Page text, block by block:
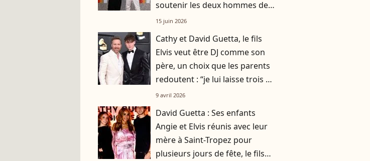
soutenir les deux hommes de
sa vie
15 juin 2026
Cathy et David Guetta, le fils
Elvis veut être DJ comme son
père, un choix que les parents
redoutent : “je lui laisse trois ou
quatre ans"
9 avril 2026
David Guetta : Ses enfants
Angie et Elvis réunis avec leur
mère à Saint-Tropez pour
plusieurs jours de fête, le fils